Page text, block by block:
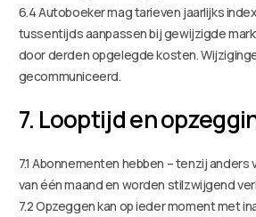
6.4 Autoboeker mag tarieven jaarlijks
tussentijds aanpassen bij gewijzigde
door derden opgelegde kosten.
gecommuniceerd.
7. Looptijd en
7.1 Abonnementen hebben – tenzij
van één maand en worden stilzwijgend
7.2 Opzeggen kan op ieder moment met